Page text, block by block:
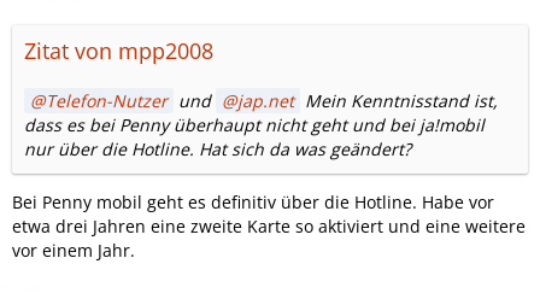
Zitat von mpp2008
Telefon-Nutzer und jap.net Mein Kenntnisstand ist,
dass es bei Penny überhaupt nicht geht und bei ja!mobil
nur über die Hotline. Hat sich da was geändert?
Bei Penny mobil geht es definitiv über die Hotline. Habe vor
etwa drei Jahren eine zweite Karte so aktiviert und eine weitere
vor einem Jahr.